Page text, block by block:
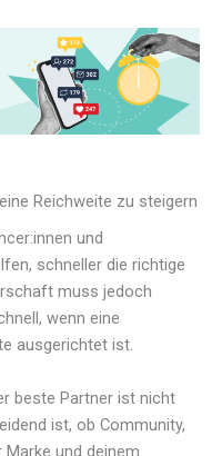
Reichweite zu steigern
und
schneller die richtige
muss jedoch
wenn eine
ausgerichtet ist.
beste Partner ist nicht
ist, ob Community,
und deinem